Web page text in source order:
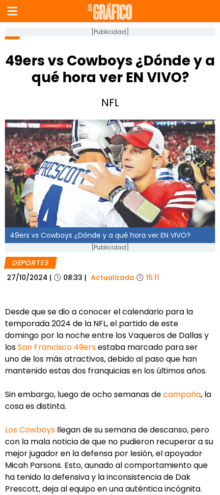
[Publicidad]
49ers vs Cowboys ¿Dónde y a
qué hora ver EN VIVO?
NFL
49ers vs Cowboys ¿Dónde y a qué hora ver EN VIVO?
[Publicidad]
DEPORTES
27/10/2024 | 08:33 | Actualizada 15:11
Desde que se dio a conocer el calendario para la
temporada 2024 de la NFL, el partido de este
domingo por la noche entre los Vaqueros de Dallas y
losSan Francisco 49ersestaba marcado para ser
uno de los más atractivos, debido al paso que han
mantenido estas dos franquicias en los últimos años.
Sin embargo, luego de ocho semanas decampaña, la
cosa es distinta.
Los Cowboys llegan de su semana de descanso, pero
con la mala noticia de que no pudieron recuperar a su
mejor jugador en la defensa por lesión, el apoyador
Micah Parsons. Esto, aunado al comportamiento que
ha tenido la defensiva y la inconsistencia de Dak
Prescott, deja al equipo en una auténtica incógnita.